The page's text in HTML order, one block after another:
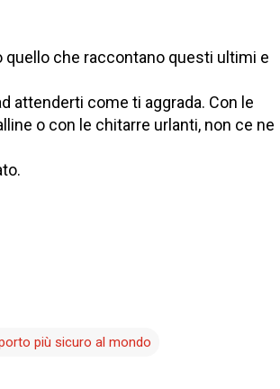
quello che raccontano questi ultimi e
attenderti come ti aggrada. Con le
o con le chitarre urlanti, non ce ne
più sicuro al mondo